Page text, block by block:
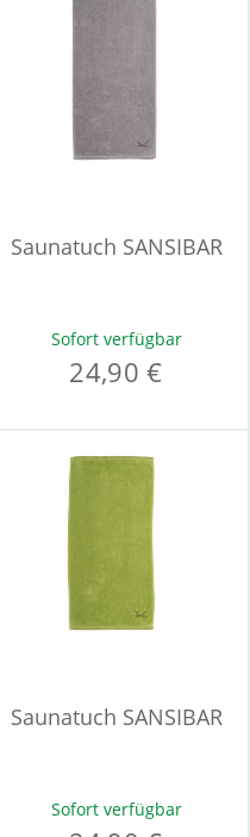
Saunatuch SANSIBAR
Sofort verfügbar
24,90 €
Saunatuch SANSIBAR
Sofort verfügbar